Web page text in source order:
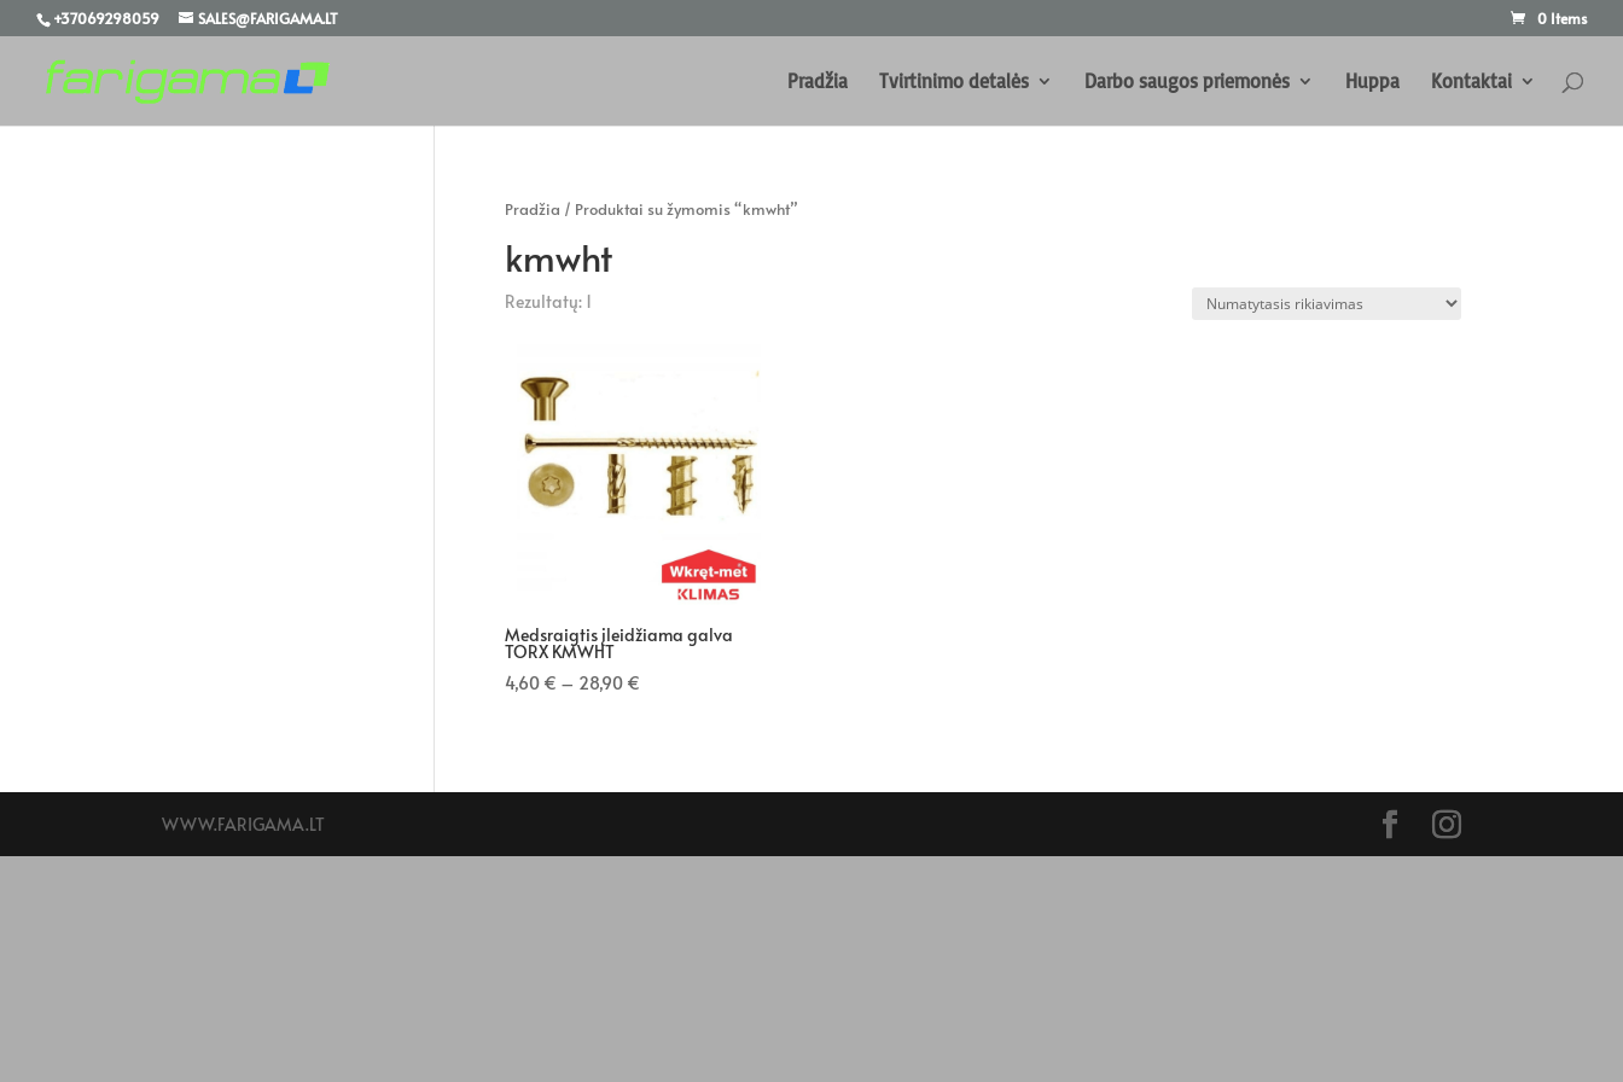
+37069298059 SALES@FARIGAMA.LT 0 Items
Pradžia Tvirtinimo detalės Darbo saugos priemonės Huppa Kontaktai
Pradžia / Produktai su žymomis “kmwht”
kmwht
Rezultatų: 1
Medsraigtis įleidžiama galva
TORX KMWHT
4,60 € – 28,90 €
WWW.FARIGAMA.LT